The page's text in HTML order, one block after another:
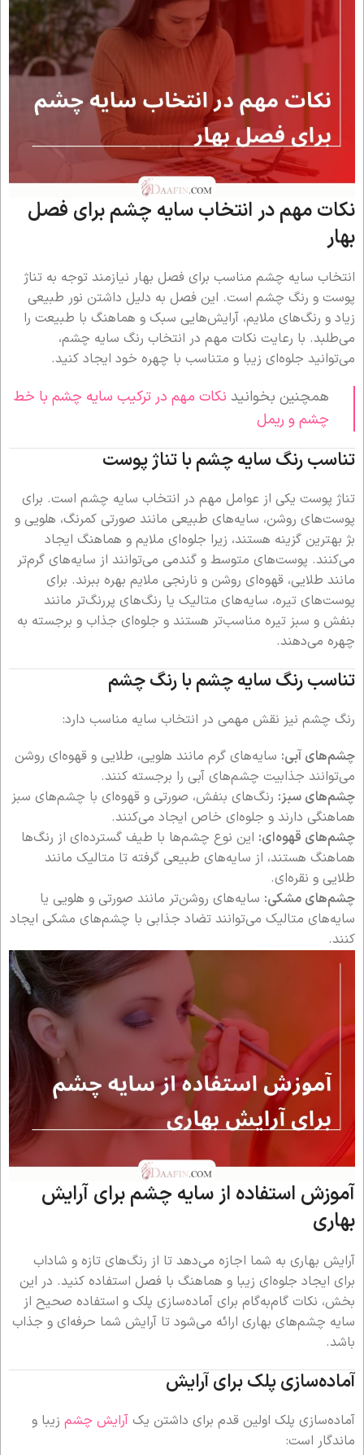
نکات مهم در انتخاب سایه چشم برای فصل
بهار
انتخاب سایه چشم مناسب برای فصل بهار نیازمند توجه به تناژ
پوست و رنگ چشم است. این فصل به دلیل داشتن نور طبیعی
زیاد و رنگ‌های ملایم، آرایش‌هایی سبک و هماهنگ با طبیعت را
می‌طلبد. با رعایت نکات مهم در انتخاب رنگ سایه چشم،
می‌توانید جلوه‌ای زیبا و متناسب با چهره خود ایجاد کنید.
همچنین بخوانید نکات مهم در ترکیب سایه چشم با خط
چشم و ریمل
تناسب رنگ سایه چشم با تناژ پوست
تناژ پوست یکی از عوامل مهم در انتخاب سایه چشم است. برای
پوست‌های روشن، سایه‌های طبیعی مانند صورتی کمرنگ، هلویی و
بژ بهترین گزینه هستند، زیرا جلوه‌ای ملایم و هماهنگ ایجاد
می‌کنند. پوست‌های متوسط و گندمی می‌توانند از سایه‌های گرم‌تر
مانند طلایی، قهوه‌ای روشن و نارنجی ملایم بهره ببرند. برای
پوست‌های تیره، سایه‌های متالیک یا رنگ‌های پررنگ‌تر مانند
بنفش و سبز تیره مناسب‌تر هستند و جلوه‌ای جذاب و برجسته به
چهره می‌دهند.
تناسب رنگ سایه چشم با رنگ چشم
رنگ چشم نیز نقش مهمی در انتخاب سایه مناسب دارد:
چشم‌های آبی: سایه‌های گرم مانند هلویی، طلایی و قهوه‌ای روشن
می‌توانند جذابیت چشم‌های آبی را برجسته کنند.
چشم‌های سبز: رنگ‌های بنفش، صورتی و قهوه‌ای با چشم‌های سبز
هماهنگی دارند و جلوه‌ای خاص ایجاد می‌کنند.
چشم‌های قهوه‌ای: این نوع چشم‌ها با طیف گسترده‌ای از رنگ‌ها
هماهنگ هستند، از سایه‌های طبیعی گرفته تا متالیک مانند
طلایی و نقره‌ای.
چشم‌های مشکی: سایه‌های روشن‌تر مانند صورتی و هلویی یا
سایه‌های متالیک می‌توانند تضاد جذابی با چشم‌های مشکی ایجاد
کنند.
آموزش استفاده از سایه چشم برای آرایش
بهاری
آرایش بهاری به شما اجازه می‌دهد تا از رنگ‌های تازه و شاداب
برای ایجاد جلوه‌ای زیبا و هماهنگ با فصل استفاده کنید. در این
بخش، نکات گام‌به‌گام برای آماده‌سازی پلک و استفاده صحیح از
سایه چشم‌های بهاری ارائه می‌شود تا آرایش شما حرفه‌ای و جذاب
باشد.
آماده‌سازی پلک برای آرایش
آماده‌سازی پلک اولین قدم برای داشتن یک آرایش چشم زیبا و
ماندگار است: